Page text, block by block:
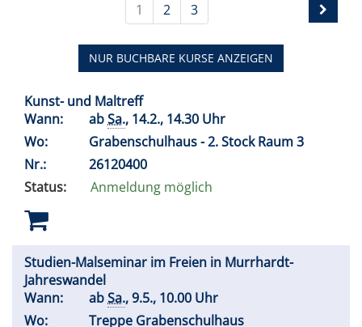
1 2 3
NUR BUCHBARE KURSE ANZEIGEN
Kunst- und Maltreff
Wann:
abSa., 14.2., 14.30 Uhr
Wo:
Grabenschulhaus - 2. Stock Raum 3
Nr.:
26120400
Status:
Anmeldung möglich
Studien-Malseminar im Freien in Murrhardt-
Jahreswandel
Wann:
abSa., 9.5., 10.00 Uhr
Wo:
Treppe Grabenschulhaus